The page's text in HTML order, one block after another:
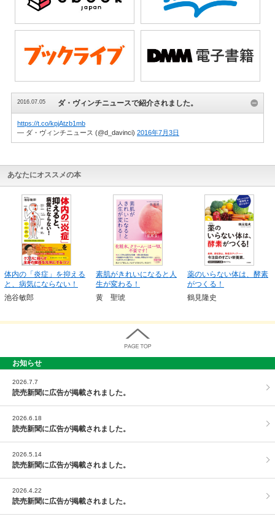
2016.07.05 ダ・ヴィンチニュースで紹介されました。
https://t.co/kpjAtzb1mb
— ダ・ヴィンチニュース (@d_davinci) 2016年7月3日
あなたにオススメの本
体内の「炎症」を抑える
と、病気にならない！
池谷敏郎
素肌がきれいになると人
生が変わる！
黄 聖琥
薬のいらない体は、酵素
がつくる！
鶴見隆史
お知らせ
2026.7.7
読売新聞に広告が掲載されました。
2026.6.18
読売新聞に広告が掲載されました。
2026.5.14
読売新聞に広告が掲載されました。
2026.4.22
読売新聞に広告が掲載されました。
PAGE TOP